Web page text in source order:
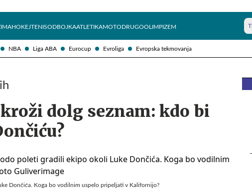
NBA Liga ABA Eurocup Evroliga Evropska tekmovanja
HOKEJTENISODBOJKAATLETIKAMOTODRUGOOLIMPIZEM
dolg seznam: kdo bi
Dončića. Koga bo vodilnim uspelo pripeljati v Kalifornijo?